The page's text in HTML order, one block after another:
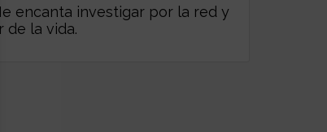
encanta investigar por la red y
de la vida.